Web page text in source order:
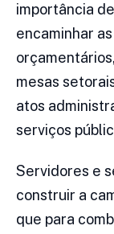
importância
encaminhar
mesas
atos
serviços
Servidores e
construir a
que para